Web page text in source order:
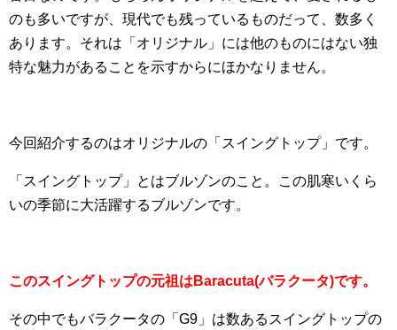
のも多いですが、現代でも残っているものだって、数多く
あります。それは「オリジナル」には他のものにはない独
特な魅力があることを示すからにほかなりません。
今回紹介するのはオリジナルの「スイングトップ」です。
「スイングトップ」とはブルゾンのこと。この肌寒いくら
いの季節に大活躍するブルゾンです。
このスイングトップの元祖はBaracuta(バラクータ)です。
その中でもバラクータの「G9」は数あるスイングトップの